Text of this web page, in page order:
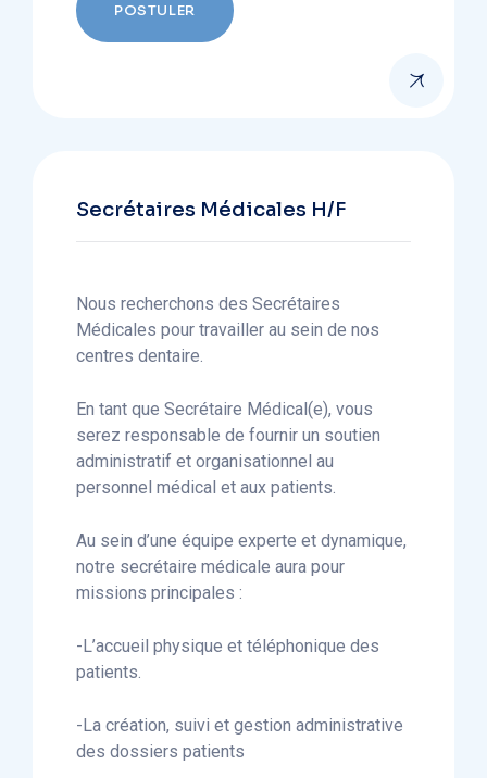
POSTULER
Secrétaires Médicales H/F
Nous recherchons des Secrétaires
Médicales pour travailler au sein de nos
centres dentaire.
En tant que Secrétaire Médical(e), vous
serez responsable de fournir un soutien
administratif et organisationnel au
personnel médical et aux patients.
Au sein d’une équipe experte et dynamique,
notre secrétaire médicale aura pour
missions principales :
-L’accueil physique et téléphonique des
patients.
-La création, suivi et gestion administrative
des dossiers patients